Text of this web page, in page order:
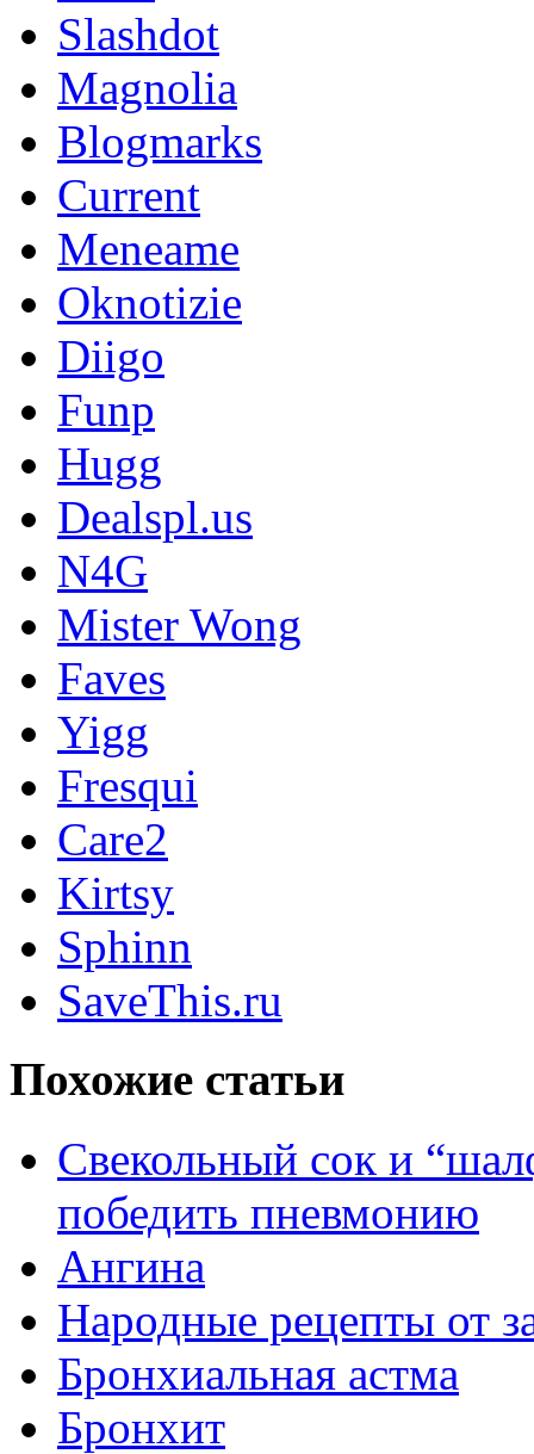
Slashdot
Magnolia
Blogmarks
Current
Meneame
Oknotizie
Diigo
Funp
Hugg
Dealspl.us
N4G
Mister Wong
Faves
Yigg
Fresqui
Care2
Kirtsy
Sphinn
SaveThis.ru
Похожие статьи
Свекольный сок и
победить пневмонию
Ангина
Народные рецепты от
Бронхиальная астма
Бронхит